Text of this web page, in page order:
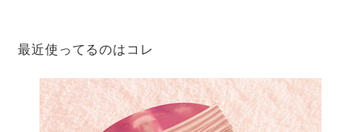
最近使ってるのはコレ